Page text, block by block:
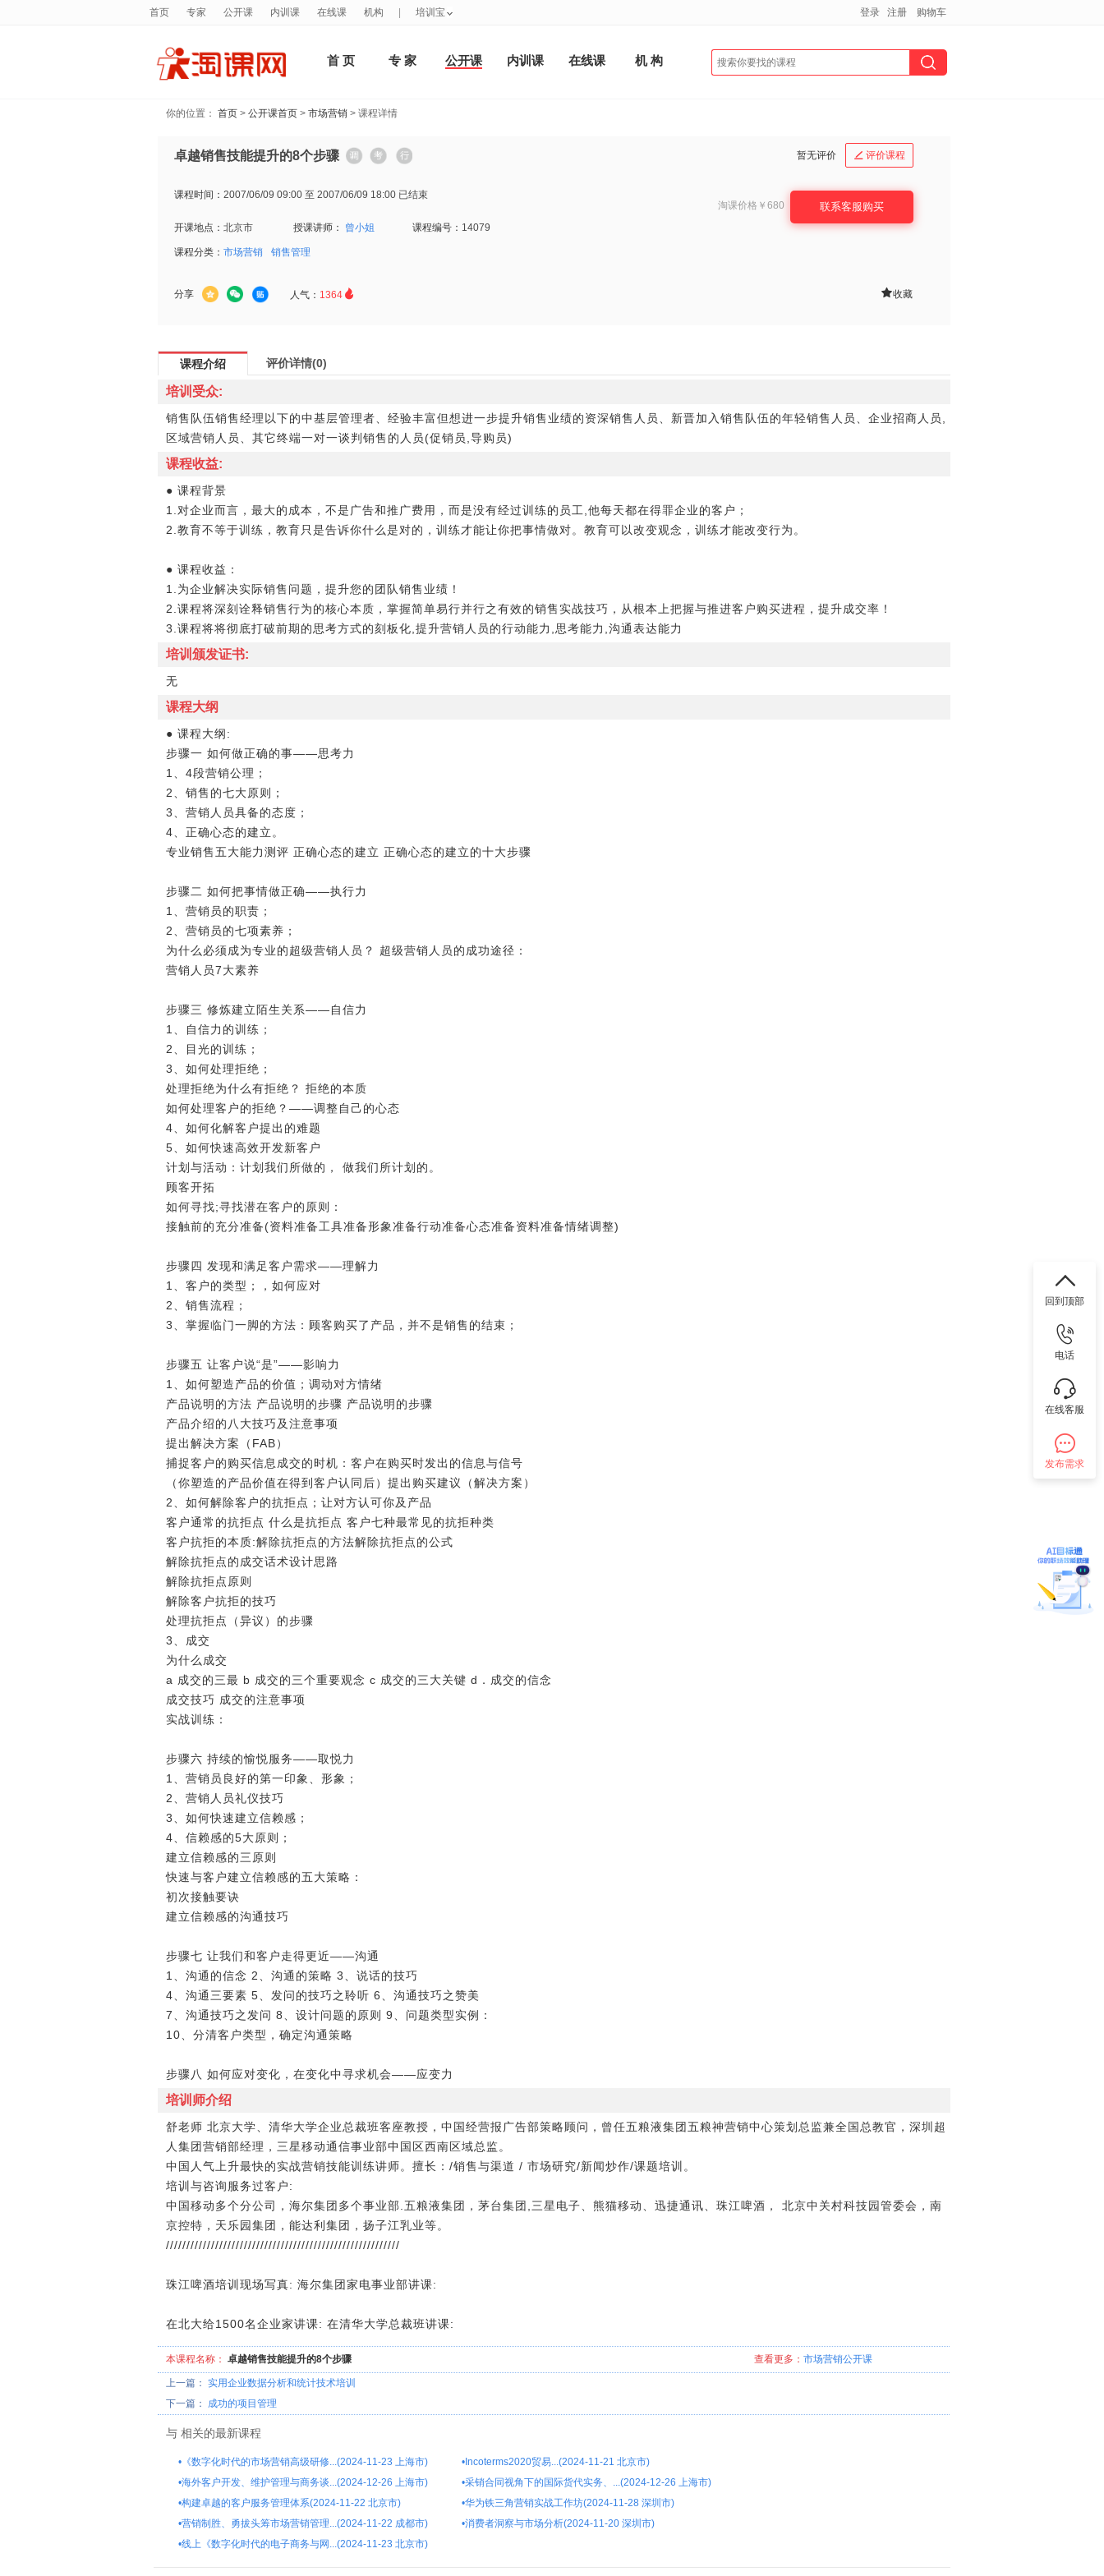
首 页 专 家 公开课 内训课 在线课 机 构
你的位置： 首页 > 公开课首页 > 市场营销 > 课程详情
卓越销售技能提升的8个步骤 暂无评价  评价课程
课程时间： 2007/06/09 09:00 至 2007/06/09 18:00 已结束
开课地点： 北京市 授课讲师： 曾小姐 课程编号： 14079
课程分类： 市场营销 销售管理
淘课价格 ￥680 联系客服购买
分享 人气： 1364  收藏
课程介绍 评价详情(0)
培训受众:
销售队伍销售经理以下的中基层管理者、经验丰富但想进一步提升销售业绩的资深销售人员、新晋加入销售队伍的年轻销售人员、企业招商人员,
区域营销人员、其它终端一对一谈判销售的人员(促销员,导购员)
课程收益:
● 课程背景
1.对企业而言，最大的成本，不是广告和推广费用，而是没有经过训练的员工,他每天都在得罪企业的客户；
2.教育不等于训练，教育只是告诉你什么是对的，训练才能让你把事情做对。教育可以改变观念，训练才能改变行为。
● 课程收益：
1.为企业解决实际销售问题，提升您的团队销售业绩！
2.课程将深刻诠释销售行为的核心本质，掌握简单易行并行之有效的销售实战技巧，从根本上把握与推进客户购买进程，提升成交率！
3.课程将将彻底打破前期的思考方式的刻板化,提升营销人员的行动能力,思考能力,沟通表达能力
培训颁发证书:
无
课程大纲
● 课程大纲:
步骤一 如何做正确的事――思考力
1、4段营销公理；
2、销售的七大原则；
3、营销人员具备的态度；
4、正确心态的建立。
专业销售五大能力测评 正确心态的建立 正确心态的建立的十大步骤
步骤二 如何把事情做正确――执行力
1、营销员的职责；
2、营销员的七项素养；
为什么必须成为专业的超级营销人员？ 超级营销人员的成功途径：
营销人员7大素养
步骤三 修炼建立陌生关系――自信力
1、自信力的训练；
2、目光的训练；
3、如何处理拒绝；
处理拒绝为什么有拒绝？ 拒绝的本质
如何处理客户的拒绝？――调整自己的心态
4、如何化解客户提出的难题
5、如何快速高效开发新客户
计划与活动：计划我们所做的， 做我们所计划的。
顾客开拓
如何寻找;寻找潜在客户的原则：
接触前的充分准备(资料准备工具准备形象准备行动准备心态准备资料准备情绪调整)
步骤四 发现和满足客户需求――理解力
1、客户的类型；，如何应对
2、销售流程；
3、掌握临门一脚的方法：顾客购买了产品，并不是销售的结束；
步骤五 让客户说“是”――影响力
1、如何塑造产品的价值；调动对方情绪
产品说明的方法 产品说明的步骤 产品说明的步骤
产品介绍的八大技巧及注意事项
提出解决方案（FAB）
捕捉客户的购买信息成交的时机：客户在购买时发出的信息与信号
（你塑造的产品价值在得到客户认同后）提出购买建议（解决方案）
2、如何解除客户的抗拒点；让对方认可你及产品
客户通常的抗拒点 什么是抗拒点 客户七种最常见的抗拒种类
客户抗拒的本质:解除抗拒点的方法解除抗拒点的公式
解除抗拒点的成交话术设计思路
解除抗拒点原则
解除客户抗拒的技巧
处理抗拒点（异议）的步骤
3、成交
为什么成交
a 成交的三最 b 成交的三个重要观念 c 成交的三大关键 d．成交的信念
成交技巧 成交的注意事项
实战训练：
步骤六 持续的愉悦服务――取悦力
1、营销员良好的第一印象、形象；
2、营销人员礼仪技巧
3、如何快速建立信赖感；
4、信赖感的5大原则；
建立信赖感的三原则
快速与客户建立信赖感的五大策略：
初次接触要诀
建立信赖感的沟通技巧
步骤七 让我们和客户走得更近――沟通
1、沟通的信念 2、沟通的策略 3、说话的技巧
4、沟通三要素 5、发问的技巧之聆听 6、沟通技巧之赞美
7、沟通技巧之发问 8、设计问题的原则 9、问题类型实例：
10、分清客户类型，确定沟通策略
步骤八 如何应对变化，在变化中寻求机会――应变力
培训师介绍
舒老师 北京大学、清华大学企业总裁班客座教授，中国经营报广告部策略顾问，曾任五粮液集团五粮神营销中心策划总监兼全国总教官，深圳超
人集团营销部经理，三星移动通信事业部中国区西南区域总监。
中国人气上升最快的实战营销技能训练讲师。擅长：/销售与渠道 / 市场研究/新闻炒作/课题培训。
培训与咨询服务过客户:
中国移动多个分公司，海尔集团多个事业部.五粮液集团，茅台集团,三星电子、熊猫移动、迅捷通讯、珠江啤酒， 北京中关村科技园管委会，南
京控特，天乐园集团，能达利集团，扬子江乳业等。
/////////////////////////////////////////////////////////
珠江啤酒培训现场写真: 海尔集团家电事业部讲课:
在北大给1500名企业家讲课: 在清华大学总裁班讲课:
本课程名称： 卓越销售技能提升的8个步骤 查看更多： 市场营销公开课
上一篇： 实用企业数据分析和统计技术培训
下一篇： 成功的项目管理
与 相关的最新课程
• 《数字化时代的市场营销高级研修...(2024-11-23 上海市) • Incoterms2020贸易...(2024-11-21 北京市)
•海外客户开发、维护管理与商务谈...(2024-12-26 上海市) •采销合同视角下的国际货代实务、...(2024-12-26 上海市)
•构建卓越的客户服务管理体系(2024-11-22 北京市) •华为铁三角营销实战工作坊(2024-11-28 深圳市)
•营销制胜、勇拔头筹市场营销管理...(2024-11-22 成都市) •消费者洞察与市场分析(2024-11-20 深圳市)
•线上《数字化时代的电子商务与网...(2024-11-23 北京市)
首页 专家 公开课 内训课 在线课 机构 培训宝 登录 注册 购物车
回到顶部
电话
在线客服
发布需求